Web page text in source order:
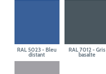
RAL 5023 - Bleu
distant
RAL 7012 - Gris
basalte